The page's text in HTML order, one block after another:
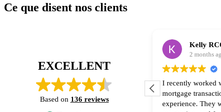
Ce que disent nos clients
EXCELLENT
Based on 136 reviews
recommend Gillian Irving and Scott
at LendCity highly enough. My
and I worked with them on a
Kelly
2 months
I recently worked
mortgage
experience. They were knowledgeable,